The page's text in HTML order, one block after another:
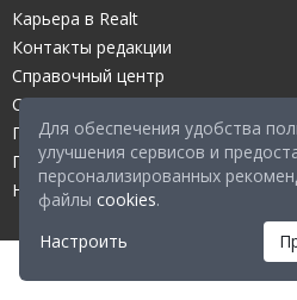
Для обеспечения удобства
улучшения сервисов и
персонализированных
файлы cookies.
Настроить
Карьера в Realt
Контакты редакции
Справочный центр
Служба поддержки
Прейскурант
Правовые документы
Настройка файлов cookies